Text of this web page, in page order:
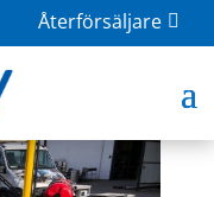
Återförsäljare